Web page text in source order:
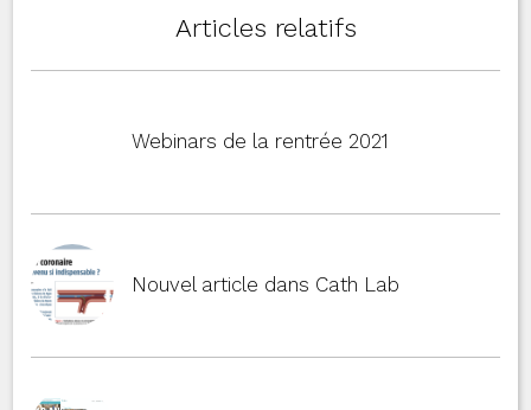
Articles relatifs
Webinars de la rentrée 2021
Nouvel article dans Cath Lab